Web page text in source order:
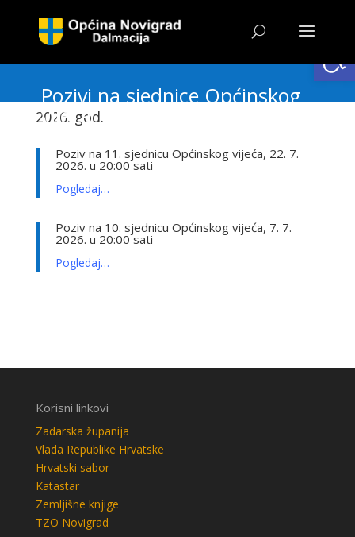
Pozivi na sjednice Općinskog
vijeća
2026. god.
Poziv na 11. sjednicu Općinskog vijeća, 22. 7.
2026. u 20:00 sati
Pogledaj…
Poziv na 10. sjednicu Općinskog vijeća, 7. 7.
2026. u 20:00 sati
Pogledaj…
Korisni linkovi
Zadarska županija
Vlada Republike Hrvatske
Hrvatski sabor
Katastar
Zemljišne knjige
TZO Novigrad